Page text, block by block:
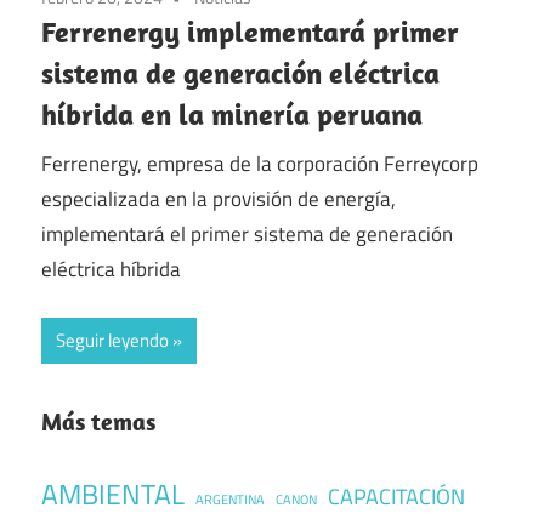
Ferrenergy implementará primer
sistema de generación eléctrica
híbrida en la minería peruana
Ferrenergy, empresa de la corporación Ferreycorp
especializada en la provisión de energía,
implementará el primer sistema de generación
eléctrica híbrida
Seguir leyendo
Más temas
AMBIENTAL ARGENTINA CANON CAPACITACIÓN